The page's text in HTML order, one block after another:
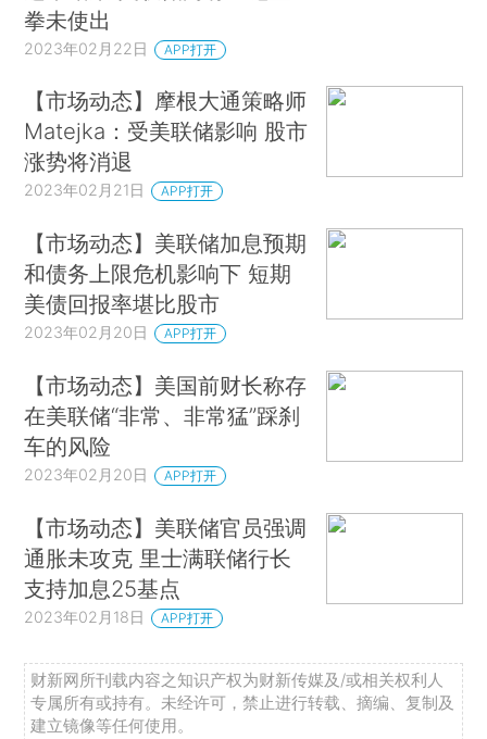
拳未使出
2023年02月22日 APP打开
【市场动态】摩根大通策略师
Matejka：受美联储影响 股市
涨势将消退
2023年02月21日 APP打开
【市场动态】美联储加息预期
和债务上限危机影响下 短期
美债回报率堪比股市
2023年02月20日 APP打开
【市场动态】美国前财长称存
在美联储“非常、非常猛”踩刹
车的风险
2023年02月20日 APP打开
【市场动态】美联储官员强调
通胀未攻克 里士满联储行长
支持加息25基点
2023年02月18日 APP打开
财新网所刊载内容之知识产权为财新传媒及/或相关权利人
专属所有或持有。未经许可，禁止进行转载、摘编、复制及
建立镜像等任何使用。